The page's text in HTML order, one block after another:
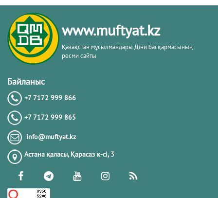
БЕРЕКЕЛІ БАРААТ ТҮНІ
06.04.2020
31.07.2017
Тіл-көзден сақтану және одан арылу
жолдарын білесіз бе?
13.11.2017 178876
ГҮЛЕНШІЛЕР
www.muftyat.kz
Қазақстан мұсылмандары Діни басқармасының
ресми сайты
Байланыс
+7 7172 999 866
+7 7172 999 865
info@muftyat.kz
Астана қаласы, Қарасаз к-сi, 3